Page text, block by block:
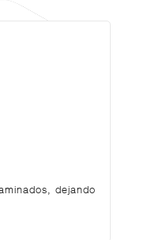
dejando